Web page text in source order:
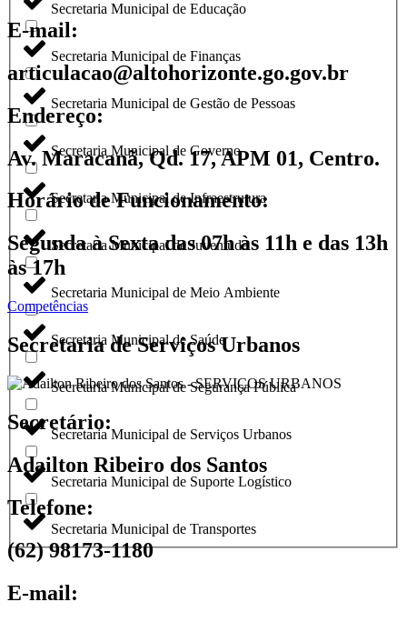
Secretaria Municipal de Educação
Secretaria Municipal de Finanças
Secretaria Municipal de Gestão de Pessoas
Secretaria Municipal de Governo
Secretaria Municipal de Infraestrutura
Secretaria Municipal de Juventude
Secretaria Municipal de Meio Ambiente
Secretaria Municipal de Saúde
Secretaria Municipal de Segurança Pública
Secretaria Municipal de Serviços Urbanos
Secretaria Municipal de Suporte Logístico
Secretaria Municipal de Transportes
E-mail:
articulacao@altohorizonte.go.gov.br
Endereço:
Av. Maracanã, Qd. 17, APM 01, Centro.
Horário de Funcionamento:
Segunda à Sexta das 07h às 11h e das 13h
às 17h
Competências
Secretaria de Serviços Urbanos
Secretário:
Adailton Ribeiro dos Santos
Telefone:
(62) 98173-1180
E-mail: